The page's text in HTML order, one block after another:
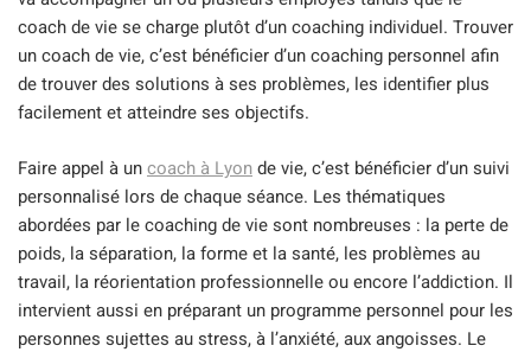
coach de vie se charge plutôt d’un coaching individuel. Trouver
un coach de vie, c’est bénéficier d’un coaching personnel afin
de trouver des solutions à ses problèmes, les identifier plus
facilement et atteindre ses objectifs.
Faire appel à uncoach à Lyonde vie, c’est bénéficier d’un suivi
personnalisé lors de chaque séance. Les thématiques
abordées par le coaching de vie sont nombreuses : la perte de
poids, la séparation, la forme et la santé, les problèmes au
travail, la réorientation professionnelle ou encore l’addiction. Il
intervient aussi en préparant un programme personnel pour les
personnes sujettes au stress, à l’anxiété, aux angoisses. Le